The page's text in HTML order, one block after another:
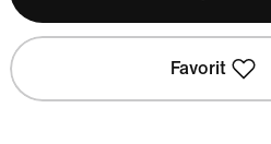
Favorit